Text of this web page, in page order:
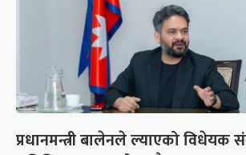
प्रधानमन्त्री बालेनले ल्याएको विधेयक